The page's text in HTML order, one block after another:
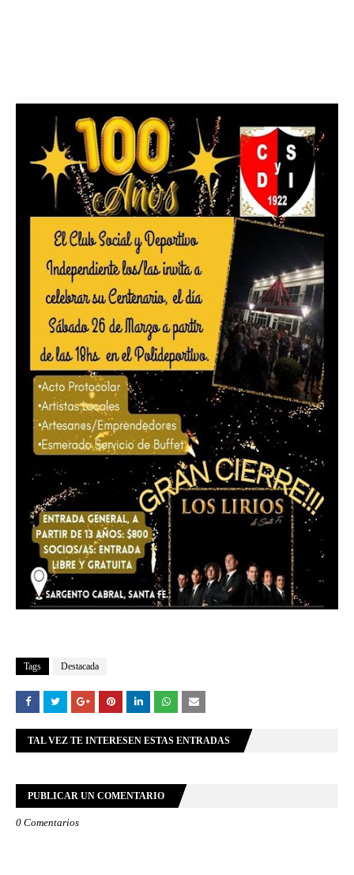
Tags Destacada
TAL VEZ TE INTERESEN ESTAS ENTRADAS
PUBLICAR UN COMENTARIO
0 Comentarios